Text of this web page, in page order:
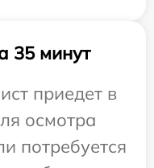
35 минут
приедет в
осмотра
потребуется